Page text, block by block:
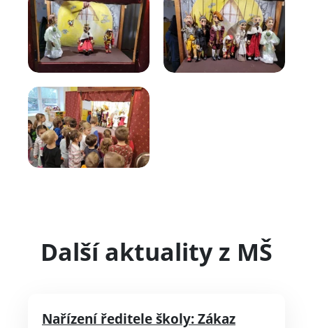
Další aktuality z MŠ
Nařízení ředitele školy: Zákaz